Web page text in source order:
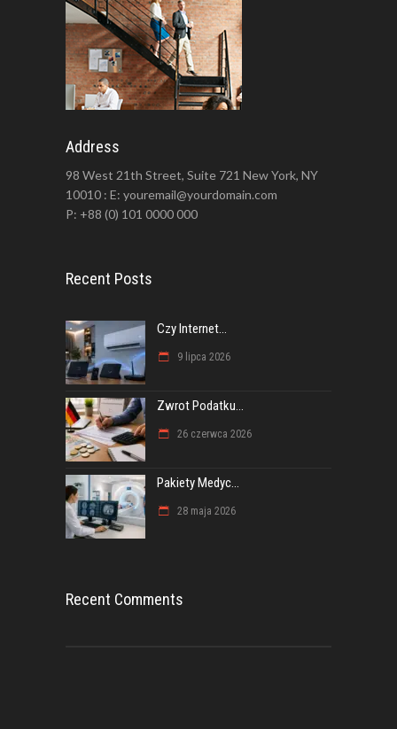
Address
98 West 21th Street, Suite 721 New York, NY
10010 : E: youremail@yourdomain.com
P: +88 (0) 101 0000 000
Recent Posts
Czy Internet...
9 lipca 2026
Zwrot Podatku...
26 czerwca 2026
Pakiety Medyc...
28 maja 2026
Recent Comments